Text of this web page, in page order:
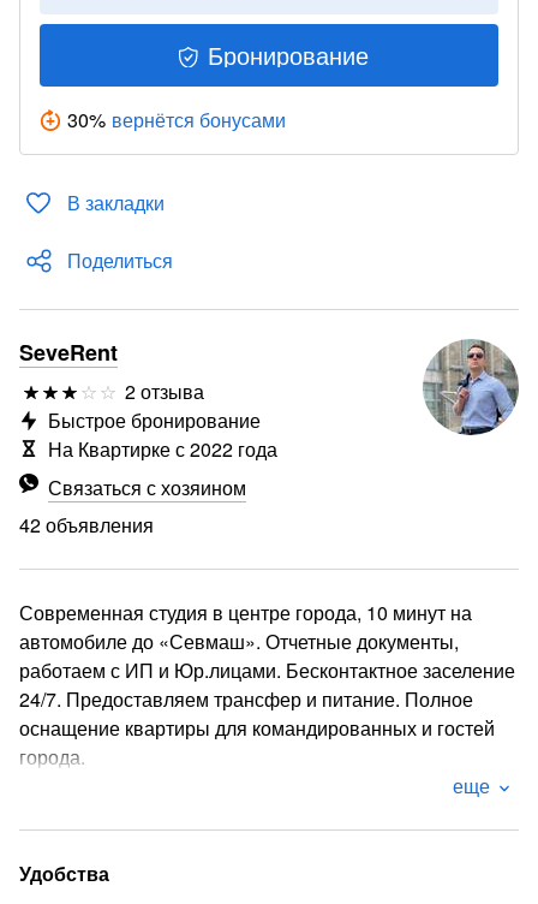
Бронирование
30% вернётся бонусами
В закладки
Поделиться
SeveRent
2 отзыва
Связаться с хозяином
42 объявления
Быстрое бронирование
На Квартирке с 2022 года
Современная студия в центре города, 10 минут на
автомобиле до «Севмаш». Отчетные документы,
работаем с ИП и Юр.лицами. Бесконтактное заселение
24/7. Предоставляем трансфер и питание. Полное
оснащение квартиры для командированных и гостей
города.
Идеальный вариант для тех, кто хочет разместиться в
просторных апартаментах с балконом в центре города:
* Удобная двуспальная кровать. Новое постельное
бельё, мягкие подушки и воздушные одеяла;
еще
Удобства